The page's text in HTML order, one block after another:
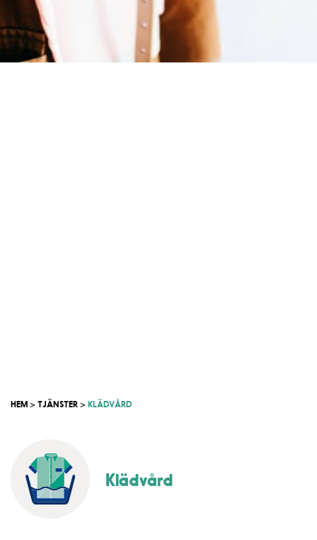
HEM TJÄNSTER KLÄDVÅRD
Klädvård